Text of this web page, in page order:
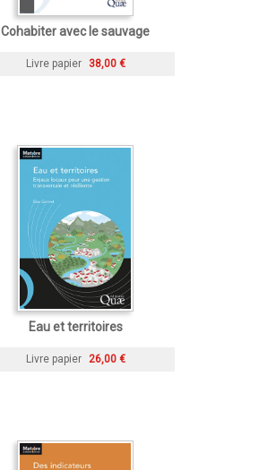
Cohabiter avec le sauvage
Livre papier 38,00 €
Eau et territoires
Livre papier 26,00 €